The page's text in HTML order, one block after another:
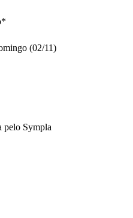
(02/11)
pelo Sympla